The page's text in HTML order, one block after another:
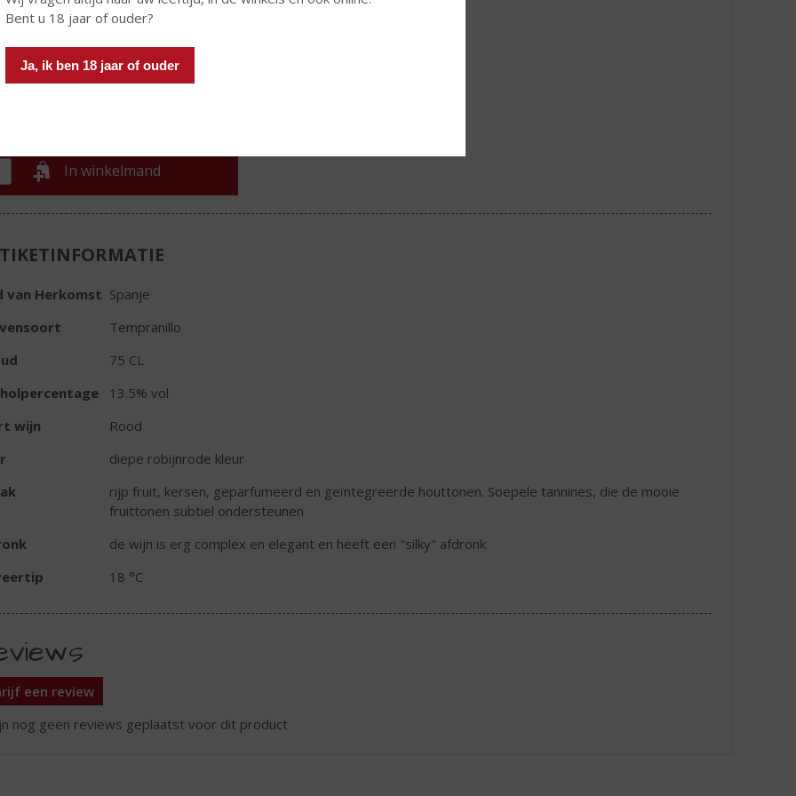
Bent u 18 jaar of ouder?
Ja, ik ben 18 jaar of ouder
In winkelmand
van Herkomst Spanje
Tempranillo
75 CL
13.5% vol
wijn
Rood
diepe robijnrode kleur
rijp fruit, kersen, geparfumeerd en geïntegreerde houttonen. Soepele tannines, die de mooie
fruittonen subtiel ondersteunen
de wijn is erg complex en elegant en heeft een "silky" afdronk
18 °C
een review
nog geen reviews geplaatst voor dit product